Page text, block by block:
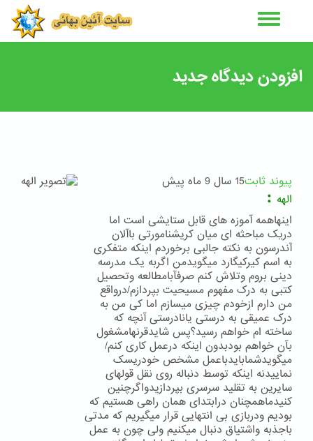
افزودن دیدگاه جدید
پیوند ثابت15 سال 9 ماه پیش
الهه :
اینهاهمه آموزه های قابل ستایشی است اما
دریک مباحثه ای میان کریشنامورتی باآلان
آندرسون به نکته جالبی برخوردم اینکه متفکری
به اسم کیرکیگارد میگویدمن اگربه یک مدرسه
دینی بروم وتلاش کنم صرفآبامطالعه وتحصیل
کتبی به درک مفهوم مسیحیت بپردازم/درواقع
من دارم ازخودم چیزی میسازم اما کی من به
درک عمیقی به درستی یانادرستی آنچه که
ساخته ام خواهم رسید؟پس شایدقرنهامشغول
بآن خواهم بودبدون اینکه درعمل کاری کنم/
میگویدشمابایدباعمل مشخص خودریسک
نماییدنه اینکه توسط دنباله روی نقل قولهای
سایرین به تقلید سرسری بپردازیدواگرچنین
کنیدماهمچنان درابتدای همان راهی هستیم که
بودیم ودربازی بی انتهایی قرار میگیریم که مدتی
باجذبه واشتیاق دنبال میکنیم ولی چون به عمل